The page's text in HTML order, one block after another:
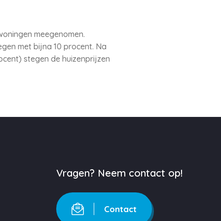
meegenomen.
met bijna 10 procent. Na
stegen de huizenprijzen
Vragen? Neem contact op!
Contact